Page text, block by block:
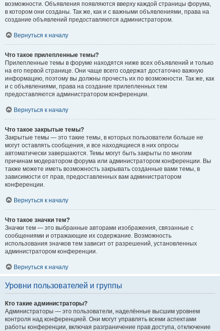
возможности. Объявления появляются вверху каждой страницы форума,
в котором они созданы. Так же, как и с важными объявлениями, права на
создание объявлений предоставляются администратором.
Вернуться к началу
Что такое прилепленные темы?
Прилепленные темы в форуме находятся ниже всех объявлений и только
на его первой странице. Они чаще всего содержат достаточно важную
информацию, поэтому вы должны прочесть их по возможности. Так же, как
и с объявлениями, права на создание прилепленных тем
предоставляются администратором конференции.
Вернуться к началу
Что такое закрытые темы?
Закрытые темы — это такие темы, в которых пользователи больше не
могут оставлять сообщения, и все находящиеся в них опросы
автоматически завершаются. Темы могут быть закрыты по многим
причинам модератором форума или администратором конференции. Вы
также можете иметь возможность закрывать созданные вами темы, в
зависимости от прав, предоставленных вам администратором
конференции.
Вернуться к началу
Что такое значки тем?
Значки тем — это выбранные авторами изображения, связанные с
сообщениями и отражающие их содержание. Возможность
использования значков тем зависит от разрешений, установленных
администратором конференции.
Вернуться к началу
Уровни пользователей и группы
Кто такие администраторы?
Администраторы — это пользователи, наделённые высшим уровнем
контроля над конференцией. Они могут управлять всеми аспектами
работы конференции, включая разграничение прав доступа, отключение